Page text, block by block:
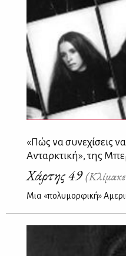
«Πώς να συνεχίσεις
Ανταρκτική», της
Χάρτης 49
Μια «πολυμορφική»